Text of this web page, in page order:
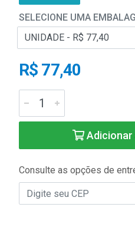
SELECIONE UMA
R$ 77,40
Adicionar
Consulte as opções de